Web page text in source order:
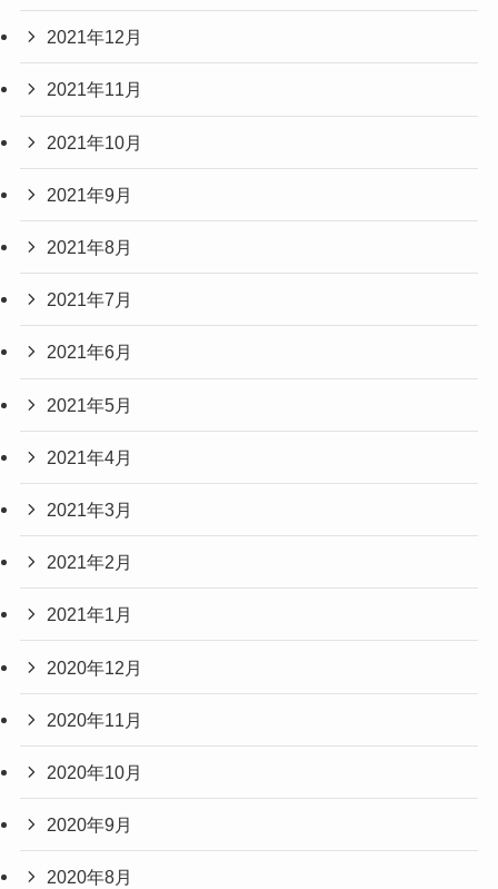
2021年12月
2021年11月
2021年10月
2021年9月
2021年8月
2021年7月
2021年6月
2021年5月
2021年4月
2021年3月
2021年2月
2021年1月
2020年12月
2020年11月
2020年10月
2020年9月
2020年8月